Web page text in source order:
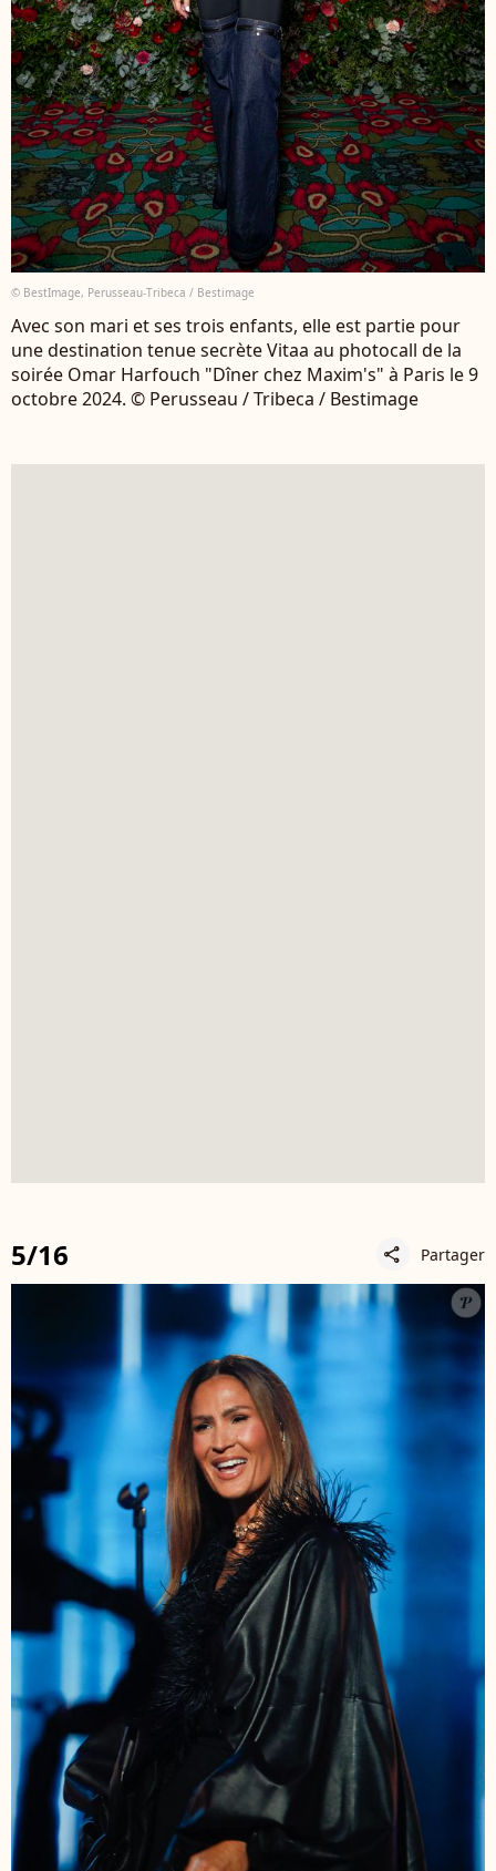
© BestImage, Perusseau-Tribeca / Bestimage
Avec son mari et ses trois enfants, elle est partie pour
une destination tenue secrète Vitaa au photocall de la
soirée Omar Harfouch "Dîner chez Maxim's" à Paris le 9
octobre 2024. © Perusseau / Tribeca / Bestimage
5/16 share Partager